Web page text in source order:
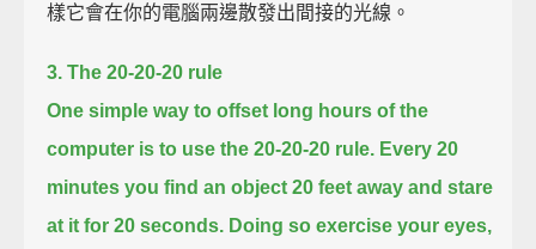
樣它會在你的電腦兩邊散發出間接的光線。
3. The 20-20-20 rule
One simple way to offset long hours of the
computer is to use the 20-20-20 rule. Every 20
minutes you find an object 20 feet away and stare
at it for 20 seconds. Doing so exercise your eyes,